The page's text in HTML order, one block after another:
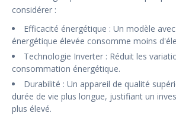
considérer :
Efficacité énergétique : Un modèle
énergétique élevée consomme moins
Technologie Inverter : Réduit les
consommation énergétique.
Durabilité : Un appareil de qualité
durée de vie plus longue, justifiant un
plus élevé.